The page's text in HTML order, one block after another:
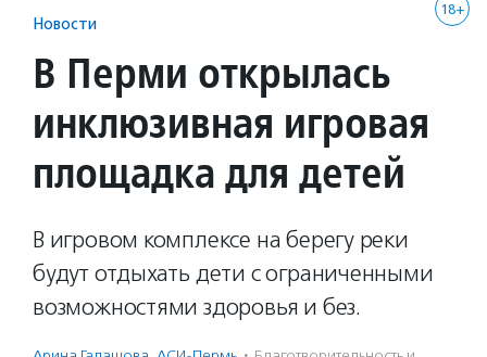
18+
Новости
В Перми открылась
инклюзивная игровая
площадка для детей
В игровом комплексе на берегу реки
будут отдыхать дети с ограниченными
возможностями здоровья и без.